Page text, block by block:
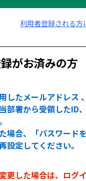
利用者登録される方
がお済みの方
したメールアドレス 、
部署から受領したID
場合、「パスワード
設定してください。
更した場合は、ログ